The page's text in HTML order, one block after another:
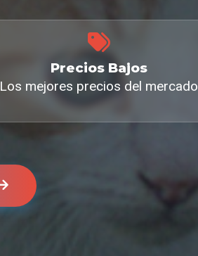
Precios Bajos
Los mejores precios del mercado